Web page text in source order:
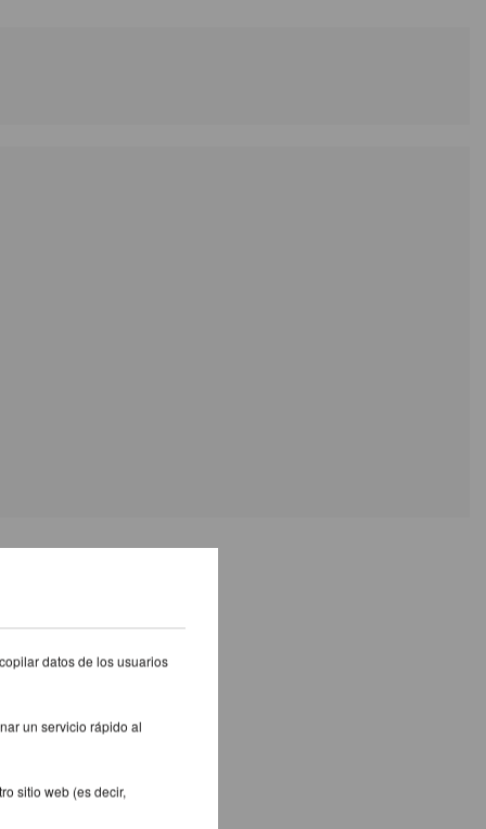
datos de los usuarios
un servicio rápido al
sitio web (es decir,